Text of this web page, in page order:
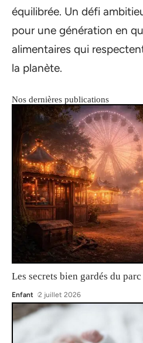
équilibrée. Un défi
pour une génération en
alimentaires qui
la planète.
Nos dernières publications
Les secrets bien gardés du
Enfant 2 juillet 2026